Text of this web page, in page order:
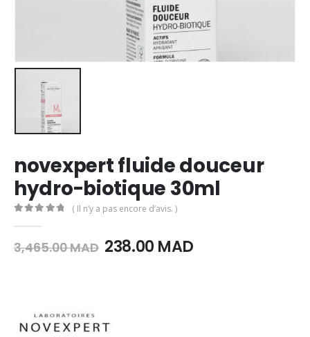
novexpert fluide douceur
hydro-biotique 30ml
( Il n’y a pas encore d’avis. )
3,465.00MAD Le
MAD.
238.00 MADLe